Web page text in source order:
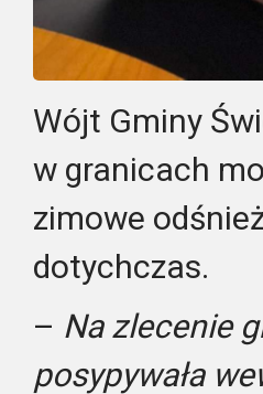
Wójt Gminy
w granicach
zimowe
dotychczas.
– Na zlecenie
posypywała